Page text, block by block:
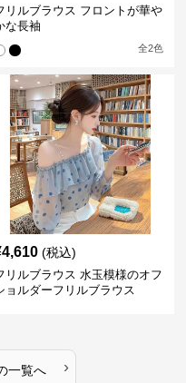
リルブラウス フロントが華や
な長袖
全2色
4,610 (税込)
リルブラウス 水玉模様のオフ
ョルダーフリルブラウス
一覧へ ›